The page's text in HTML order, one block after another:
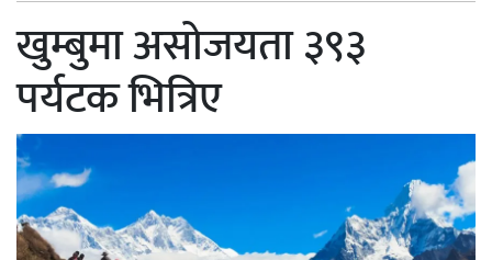
खुम्बुमा असोजयता ३९३
पर्यटक भित्रिए